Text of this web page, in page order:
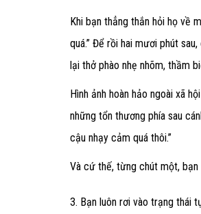
Khi bạn thẳng thắn hỏi họ về
quá.” Để rồi hai mươi phút
lại thở phào nhẹ nhõm, thầm
Hình ảnh hoàn hảo ngoài xã
những tổn thương phía sau
cậu nhạy cảm quá thôi.”
Và cứ thế, từng chút một, bạn
3. Bạn luôn rơi vào trạng thái